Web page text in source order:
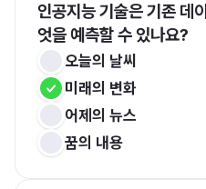
인공지능 기술은 기존 데
엇을 예측할 수 있나요?
오늘의 날씨
미래의 변화
어제의 뉴스
꿈의 내용